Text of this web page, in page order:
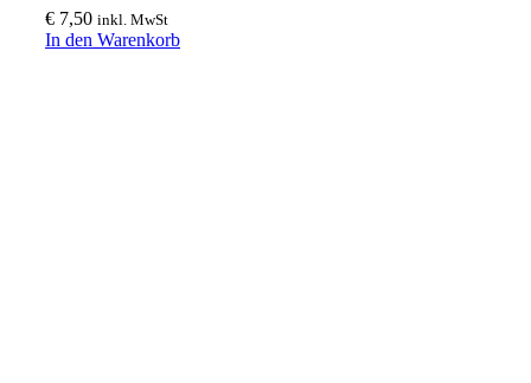
€ 7,50 inkl. MwSt
In den Warenkorb